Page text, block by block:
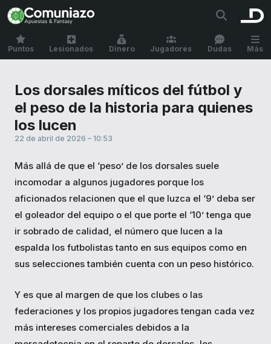
Puntos Lesionados Dinero Jugadores Dudas Más
Los dorsales míticos del fútbol y
el peso de la historia para quienes
los lucen
22 de abril de 2026 – 10:53
Más allá de que el ‘peso’ de los dorsales suele
incomodar a algunos jugadores porque los
aficionados relacionen que el que luzca el ‘9’ deba ser
el goleador del equipo o el que porte el ‘10’ tenga que
ir sobrado de calidad, el número que lucen a la
espalda los futbolistas tanto en sus equipos como en
sus selecciones también cuenta con un peso histórico.
Y es que al margen de que los clubes o las
federaciones y los propios jugadores tengan cada vez
más intereses comerciales debidos a la